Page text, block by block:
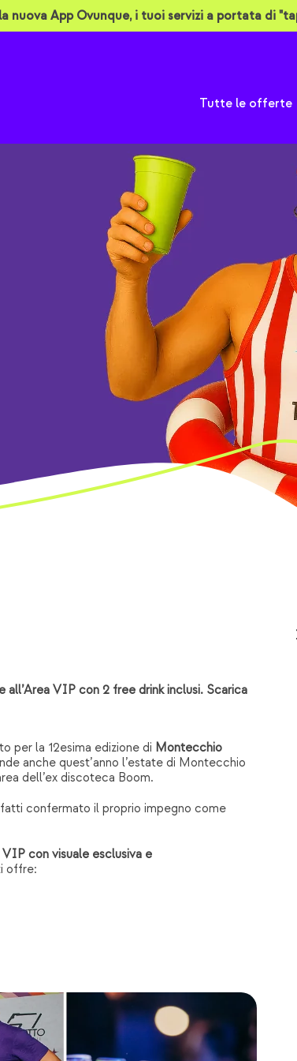
nuova App Ovunque, i tuoi servizi a portata di
Tutte le offerte
i veri VIP…
VIP con 2 free drink inclusi. Scarica
per la 12esima edizione di Montecchio
anche quest’anno l’estate di Montecchio
dell’ex discoteca Boom.
confermato il proprio impegno come
con visuale esclusiva e
offre: